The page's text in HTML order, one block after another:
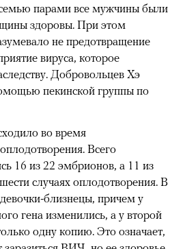
парами все мужчины были
здоровы. При этом
не предотвращение
вируса, которое
Добровольцев Хэ
пекинской группы по
во время
Всего
16 из 22 эмбрионов, а 11 из
случаях оплодотворения. В
близнецы, причем у
гена изменились, а у второй
одну копию. Это означает,